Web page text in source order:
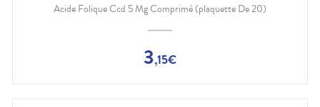
Acide Folique Ccd 5 Mg Comprimé (plaquette De 20)
3,15€